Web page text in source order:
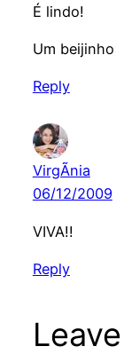
É lindo!
Um beijinho
Reply
VirgÃ­nia
06/12/2009
VIVA!!
Reply